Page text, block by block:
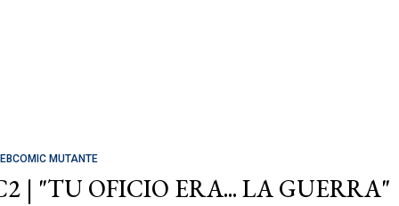
MUTANTE
| "TU OFICIO ERA... LA GUERRA"